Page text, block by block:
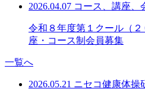
2026.04.07 コース、講座、
令和８年度第１クール（
座・コース制会員募集
一覧へ
2026.05.21 ニセコ健康体操